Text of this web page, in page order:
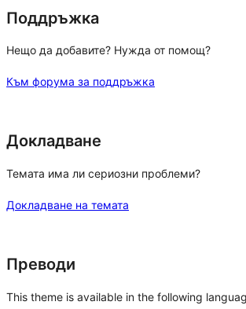
Поддръжка
Нещо да добавите? Нужда от помощ?
Към форума за поддръжка
Докладване
Темата има ли сериозни проблеми?
Докладване на темата
Преводи
This theme is available in the following